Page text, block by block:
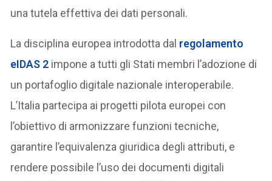
una tutela effettiva dei dati personali.
La disciplina europea introdotta dal regolamento
eIDAS 2 impone a tutti gli Stati membri l’adozione di
un portafoglio digitale nazionale interoperabile.
L’Italia partecipa ai progetti pilota europei con
l’obiettivo di armonizzare funzioni tecniche,
garantire l’equivalenza giuridica degli attributi, e
rendere possibile l’uso dei documenti digitali